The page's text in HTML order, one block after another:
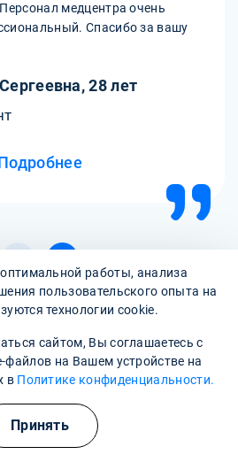
медцентра очень
Спасибо за вашу
28 лет
отзыв
работы, анализа
пользовательского опыта на
технологии cookie.
сайтом, Вы соглашаетесь с
на Вашем устройстве на
в Политике конфиденциальности.
Принять